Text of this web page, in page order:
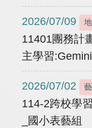
2026/07/09
11401團務計
主學習
2026/07/02
114-2跨校學
_國小表藝組